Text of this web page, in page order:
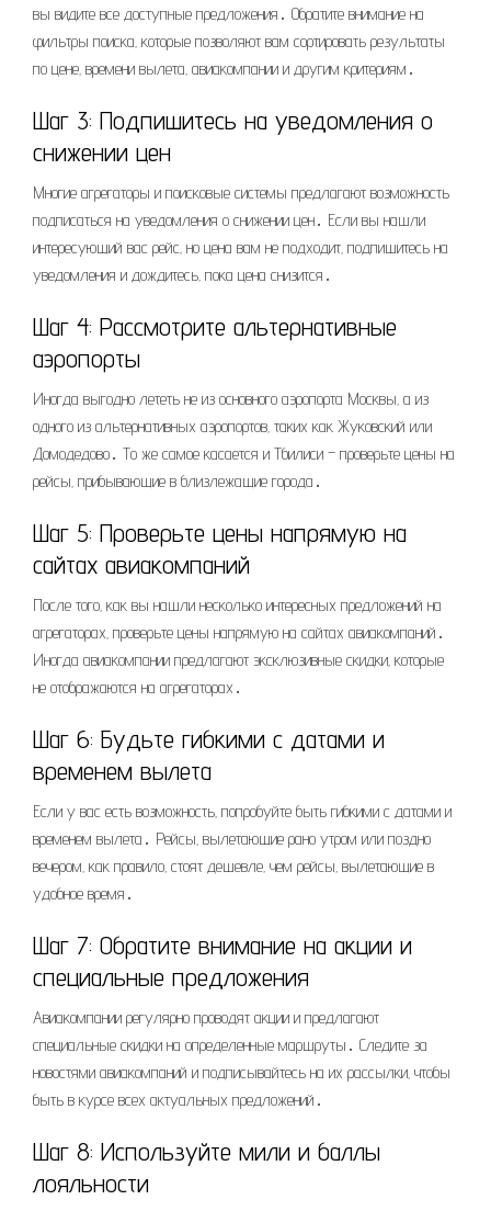
вы видите все доступные предложения․ Обратите внимание на
фильтры поиска‚ которые позволяют вам сортировать результаты
по цене‚ времени вылета‚ авиакомпании и другим критериям․
Шаг 3: Подпишитесь на уведомления о
снижении цен
Многие агрегаторы и поисковые системы предлагают возможность
подписаться на уведомления о снижении цен․ Если вы нашли
интересующий вас рейс‚ но цена вам не подходит‚ подпишитесь на
уведомления и дождитесь‚ пока цена снизится․
Шаг 4: Рассмотрите альтернативные
аэропорты
Иногда выгодно лететь не из основного аэропорта Москвы‚ а из
одного из альтернативных аэропортов‚ таких как Жуковский или
Домодедово․ То же самое касается и Тбилиси – проверьте цены на
рейсы‚ прибывающие в близлежащие города․
Шаг 5: Проверьте цены напрямую на
сайтах авиакомпаний
После того‚ как вы нашли несколько интересных предложений на
агрегаторах‚ проверьте цены напрямую на сайтах авиакомпаний․
Иногда авиакомпании предлагают эксклюзивные скидки‚ которые
не отображаются на агрегаторах․
Шаг 6: Будьте гибкими с датами и
временем вылета
Если у вас есть возможность‚ попробуйте быть гибкими с датами и
временем вылета․ Рейсы‚ вылетающие рано утром или поздно
вечером‚ как правило‚ стоят дешевле‚ чем рейсы‚ вылетающие в
удобное время․
Шаг 7: Обратите внимание на акции и
специальные предложения
Авиакомпании регулярно проводят акции и предлагают
специальные скидки на определенные маршруты․ Следите за
новостями авиакомпаний и подписывайтесь на их рассылки‚ чтобы
быть в курсе всех актуальных предложений․
Шаг 8: Используйте мили и баллы
лояльности